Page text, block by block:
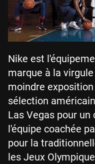
Nike est
marque à la
moindre
sélection
Las Vegas pour
l'équipe coachée
pour la
les Jeux